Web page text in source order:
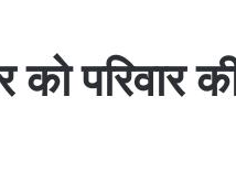
परिवार